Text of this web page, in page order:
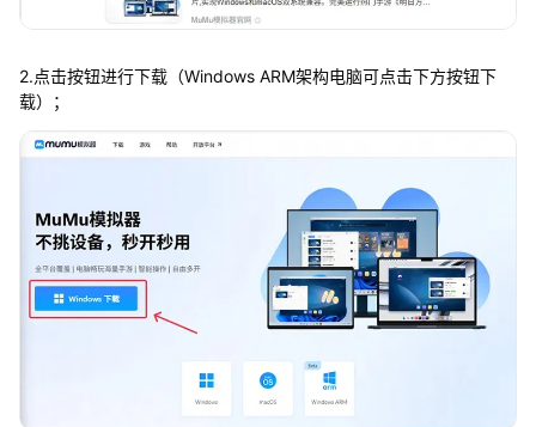
2.点击按钮进行下载（Windows ARM架构电脑可点击下方按钮下
载）；